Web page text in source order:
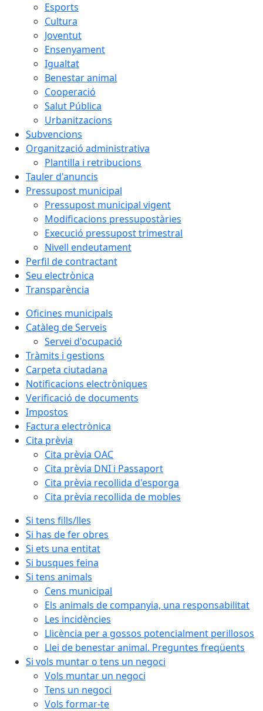
Esports
Cultura
Joventut
Ensenyament
Igualtat
Benestar animal
Cooperació
Salut Pública
Urbanitzacions
Subvencions
Organització administrativa
Plantilla i retribucions
Tauler d'anuncis
Pressupost municipal
Pressupost municipal vigent
Modificacions pressupostàries
Execució pressupost trimestral
Nivell endeutament
Perfil de contractant
Seu electrònica
Transparència
Oficines municipals
Catàleg de Serveis
Servei d'ocupació
Tràmits i gestions
Carpeta ciutadana
Notificacions electròniques
Verificació de documents
Impostos
Factura electrònica
Cita prèvia
Cita prèvia OAC
Cita prèvia DNI i Passaport
Cita prèvia recollida d'esporga
Cita prèvia recollida de mobles
Si tens fills/lles
Si has de fer obres
Si ets una entitat
Si busques feina
Si tens animals
Cens municipal
Els animals de companyia, una responsabilitat
Les incidències
Llicència per a gossos potencialment perillosos
Llei de benestar animal. Preguntes freqüents
Si vols muntar o tens un negoci
Vols muntar un negoci
Tens un negoci
Vols formar-te